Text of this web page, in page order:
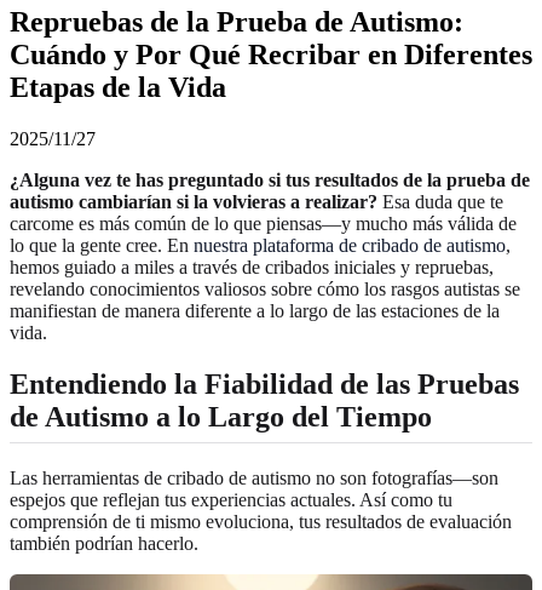
Repruebas de la Prueba de Autismo:
Cuándo y Por Qué Recribar en Diferentes
Etapas de la Vida
2025/11/27
¿Alguna vez te has preguntado si tus resultados de la prueba de
autismo cambiarían si la volvieras a realizar? Esa duda que te
carcome es más común de lo que piensas—y mucho más válida de
lo que la gente cree. En nuestra plataforma de cribado de autismo,
hemos guiado a miles a través de cribados iniciales y repruebas,
revelando conocimientos valiosos sobre cómo los rasgos autistas se
manifiestan de manera diferente a lo largo de las estaciones de la
vida.
Entendiendo la Fiabilidad de las Pruebas
de Autismo a lo Largo del Tiempo
Las herramientas de cribado de autismo no son fotografías—son
espejos que reflejan tus experiencias actuales. Así como tu
comprensión de ti mismo evoluciona, tus resultados de evaluación
también podrían hacerlo.